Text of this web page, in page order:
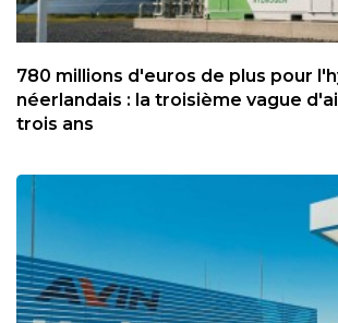
780 millions d'euros de plus pour
néerlandais : la troisième vague
trois ans